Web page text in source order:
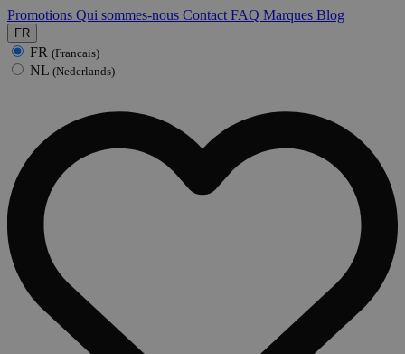
Promotions Qui sommes-nous Contact FAQ Marques Blog
FR
FR (Francais)
NL (Nederlands)